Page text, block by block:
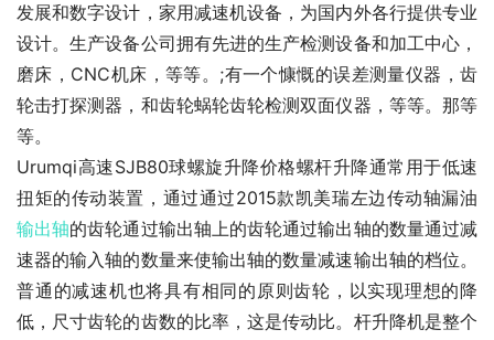
发展和数字设计，家用减速机设备，为国内外各行提供专业
设计。生产设备公司拥有先进的生产检测设备和加工中心，
磨床，CNC机床，等等。;有一个慷慨的误差测量仪器，齿
轮击打探测器，和齿轮蜗轮齿轮检测双面仪器，等等。那等
等。
Urumqi高速SJB80球螺旋升降价格螺杆升降通常用于低速
扭矩的传动装置，通过通过2015款凯美瑞左边传动轴漏油
输出轴的齿轮通过输出轴上的齿轮通过输出轴的数量通过减
速器的输入轴的数量来使输出轴的数量减速输出轴的档位。
普通的减速机也将具有相同的原则齿轮，以实现理想的降
低，尺寸齿轮的齿数的比率，这是传动比。杆升降机是整个